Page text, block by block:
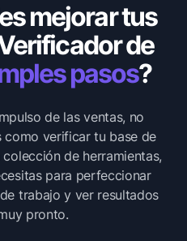
mejorar tus
de
pasos?
de las ventas, no
como verificar tu base de
de herramientas,
para perfeccionar
trabajoy ver resultados
pronto.